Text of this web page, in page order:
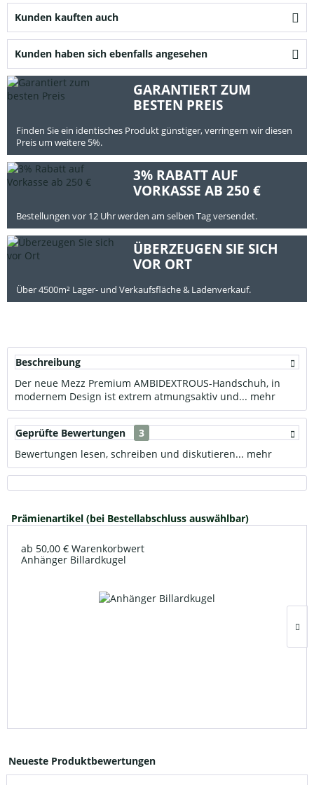
Kunden kauften auch
Kunden haben sich ebenfalls angesehen
GARANTIERT ZUM
BESTEN PREIS
Finden Sie ein identisches Produkt günstiger, verringern wir diesen
Preis um weitere 5%.
3% RABATT AUF
VORKASSE AB 250 €
Bestellungen vor 12 Uhr werden am selben Tag versendet.
ÜBERZEUGEN SIE SICH
VOR ORT
Über 4500m² Lager- und Verkaufsfläche & Ladenverkauf.
Beschreibung
Der neue Mezz Premium AMBIDEXTROUS-Handschuh, in
modernem Design ist extrem atmungsaktiv und... mehr
Geprüfte Bewertungen
3
Bewertungen lesen, schreiben und diskutieren... mehr
Prämienartikel (bei Bestellabschluss auswählbar)
ab 50,00 € Warenkorbwert
Anhänger Billardkugel
Neueste Produktbewertungen